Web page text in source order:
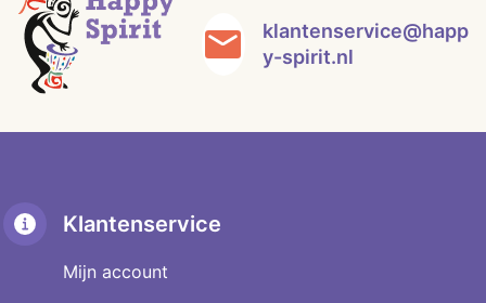
klantenservice@happ
y-spirit.nl
Klantenservice
Mijn account